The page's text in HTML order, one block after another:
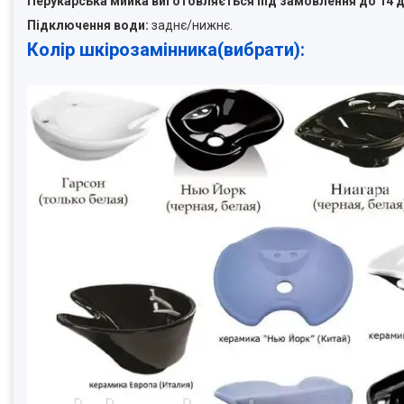
Підключення води: заднє/нижнє.
Колір шкірозамінника(вибрати):